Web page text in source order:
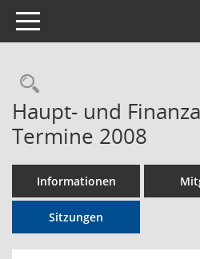
Toggle navigation
Rechercheauswahl
Haupt- und
Termine 2008
Informationen
Sitzungen